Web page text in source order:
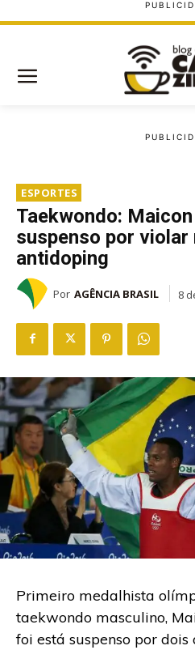
ESPORTES
Taekwondo:
suspenso por violar
antidoping
Por AGÊNCIA BRASIL 8
Primeiro medalhista
taekwondo masculino,
foi está suspenso por